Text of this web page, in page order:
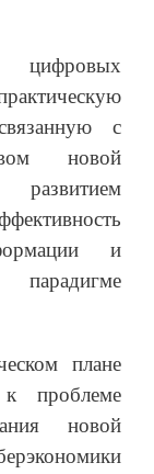
цифровых
с
новой
развитием
и
плане
проблеме
новой